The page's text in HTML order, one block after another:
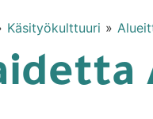
Käsityökulttuuri »